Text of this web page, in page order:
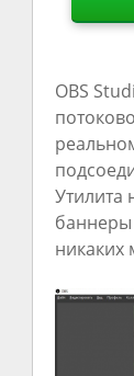
OBS
Утилита
баннеры
никаких